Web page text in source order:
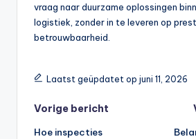
vraag naar duurzame oplossingen
logistiek, zonder in te leveren op
betrouwbaarheid.
Laatst geüpdatet op juni 11, 2026
Vorige bericht
Hoe inspecties